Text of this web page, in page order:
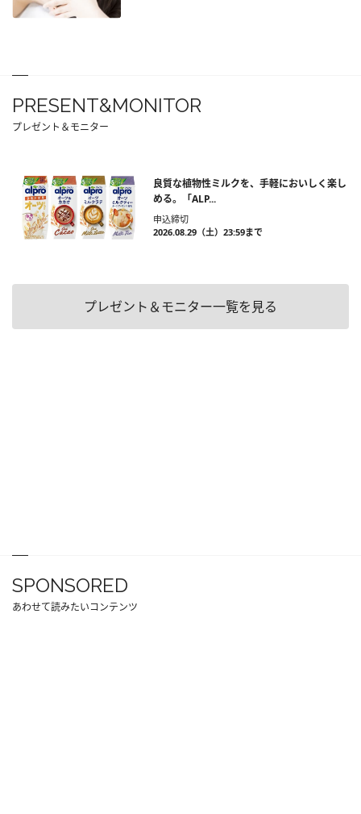
PRESENT&MONITOR
プレゼント＆モニター
良質な植物性ミルクを、手軽においしく楽し
める。「ALP...
申込締切
2026.08.29（土）23:59まで
プレゼント＆モニター一覧を見る
SPONSORED
あわせて読みたいコンテンツ